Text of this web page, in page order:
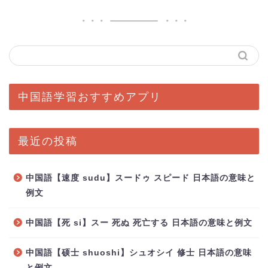
中国語学習おすすめアプリ
最近の投稿
中国語【速度 sudu】スードゥ スピード 日本語の意味と
例文
中国語【死 si】スー 死ぬ 死亡する 日本語の意味と例文
中国語【硕士 shuoshi】シュオシイ 修士 日本語の意味